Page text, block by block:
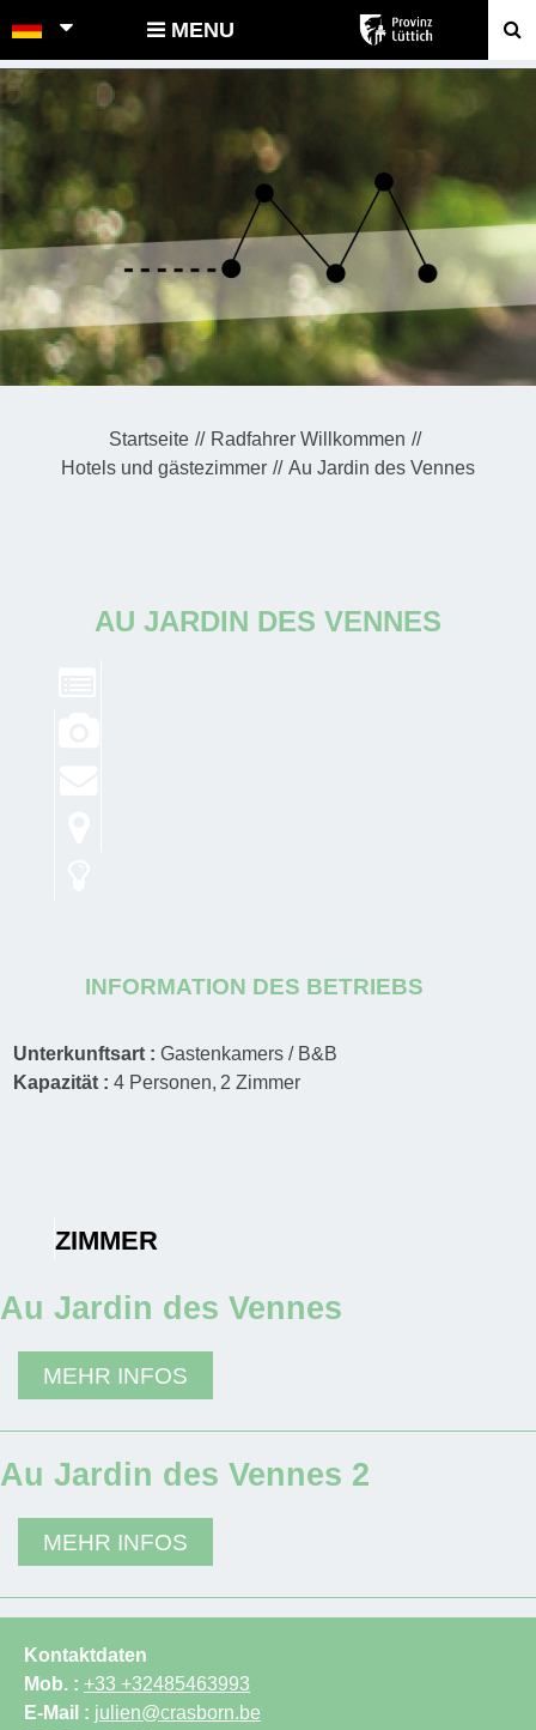
POINTS-NOEUDS MENU
Startseite
Radfahrer Willkommen
Hotels und gästezimmer
Au Jardin des Vennes
AU JARDIN DES VENNES
INFORMATION DES BETRIEBS
Unterkunftsart :Gastenkamers / B&B
Kapazität :4 Personen 2 Zimmer
ZIMMER
Au Jardin des Vennes
MEHR INFOS
Au Jardin des Vennes 2
MEHR INFOS
Kontaktdaten
Mob. : +33 +32485463993
E-Mail : julien@crasborn.be